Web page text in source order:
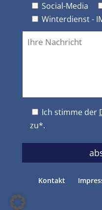
Social-Media
Winterdienst -
Ich stimme der
zu*.
Kontakt